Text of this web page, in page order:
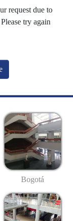
request due to
try again
Bogotá